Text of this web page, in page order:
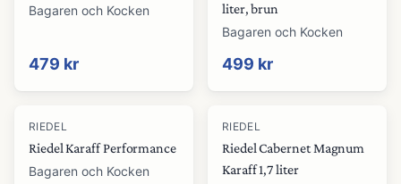
Bagaren och Kocken
479 kr
liter, brun
Bagaren och Kocken
499 kr
RIEDEL
Riedel Karaff Performance
Bagaren och Kocken
RIEDEL
Riedel Cabernet Magnum
Karaff 1,7 liter